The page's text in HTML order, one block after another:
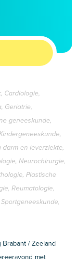
Cardiologie,
Geriatrie,
geneeskunde,
darm en leverziekte,
Neurochirurgie,
Plastische
Reumatologie,
Brabant / Zeeland
met